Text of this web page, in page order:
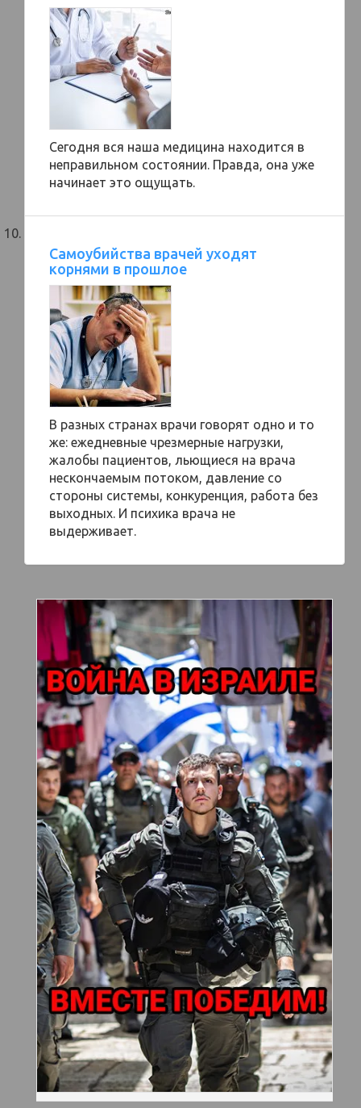
Сегодня вся наша медицина находится в
неправильном состоянии. Правда, она уже
начинает это ощущать.
Самоубийства врачей уходят
корнями в прошлое
В разных странах врачи говорят одно и то
же: ежедневные чрезмерные нагрузки,
жалобы пациентов, льющиеся на врача
нескончаемым потоком, давление со
стороны системы, конкуренция, работа без
выходных. И психика врача не
выдерживает.